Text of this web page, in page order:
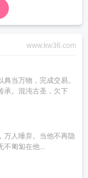
www.kw36.com
当万物，完成交易。
承。混沌古圣，欠下
万人唾弃。当他不再隐
不匍匐在他...